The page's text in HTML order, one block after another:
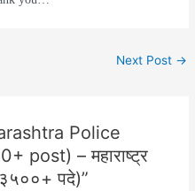
Next Post →
Police
post) – महाराष्ट्र
पदे)”